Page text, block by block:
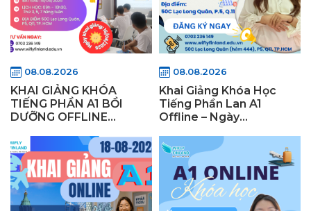
08.08.2026
KHAI GIẢNG KHÓA
TIẾNG PHẦN A1 BỒI
DƯỠNG OFFLINE
08.08.2026
Khai Giảng Khóa Học
Tiếng Phần Lan A1
Offline – Ngày